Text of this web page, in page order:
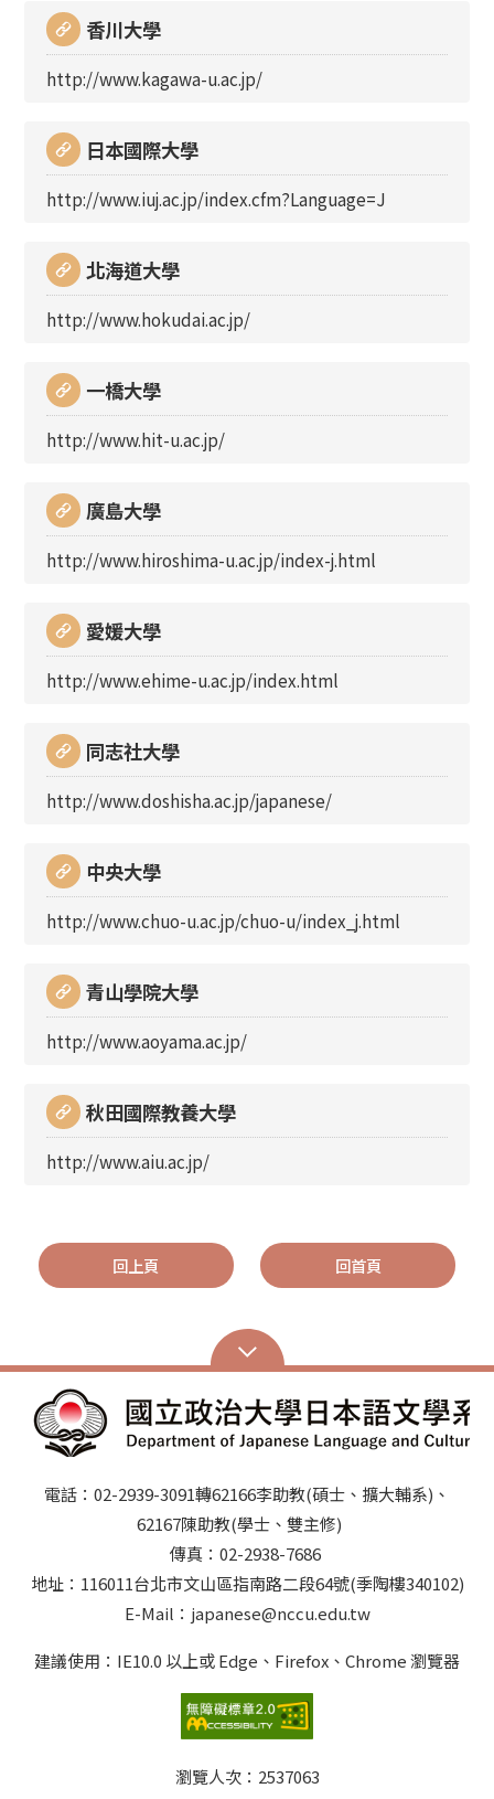
香川大學
http://www.kagawa-u.ac.jp/
日本國際大學
http://www.iuj.ac.jp/index.cfm?Language=J
北海道大學
http://www.hokudai.ac.jp/
一橋大學
http://www.hit-u.ac.jp/
廣島大學
http://www.hiroshima-u.ac.jp/index-j.html
愛媛大學
http://www.ehime-u.ac.jp/index.html
同志社大學
http://www.doshisha.ac.jp/japanese/
中央大學
http://www.chuo-u.ac.jp/chuo-u/index_j.html
青山學院大學
http://www.aoyama.ac.jp/
秋田國際教養大學
http://www.aiu.ac.jp/
回上頁 回首頁
電話：02-2939-3091轉62166李助教(碩士、擴大輔系)、
62167陳助教(學士、雙主修)
傳真：02-2938-7686
地址：116011台北市文山區指南路二段64號(季陶樓340102)
E-Mail：japanese@nccu.edu.tw
建議使用：IE10.0 以上或 Edge、Firefox、Chrome 瀏覽器
瀏覽人次： 2537063